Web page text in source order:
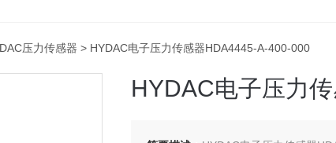
压力传感器 > HYDAC电子压力传感器HDA4445-A-400-000
HYDAC电子压力